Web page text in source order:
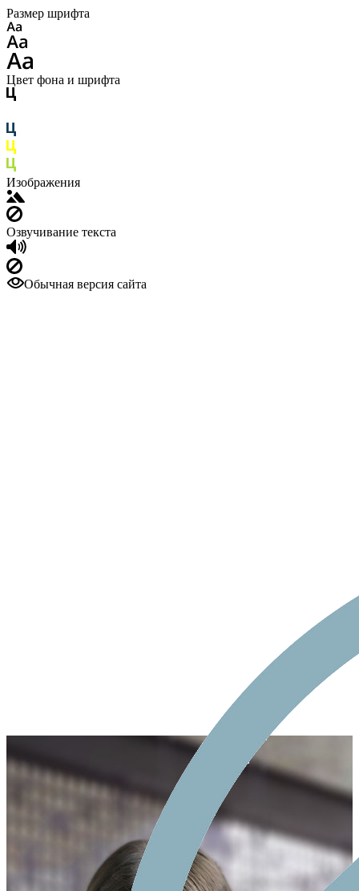
Размер шрифта
Цвет фона и шрифта
Изображения
Озвучивание текста
Обычная версия сайта